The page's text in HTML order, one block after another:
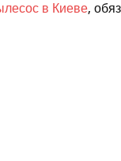
в Киеве,